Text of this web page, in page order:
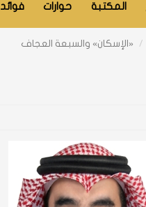
المكتبة حوارات فوائد
«الإسكان» والسبعة العجاف